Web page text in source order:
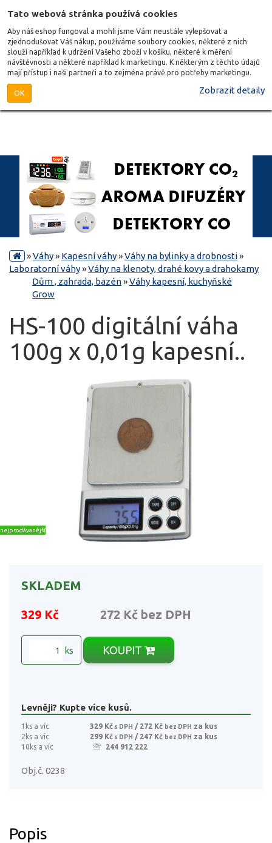
Tato webová stránka používá cookies
Aby náš eshop fungoval a mohli jsme Vám neustále vylepšovat a
zjednodušovat Váš nákup, používáme soubory cookies, některé z nich
slouží například k udržení Vašeho zboží v košíku, některé k měření
návštěvnosti a některé například k marketingu. K některým z těchto údajů
mají přístup i naši partneři a to zejména právě pro potřeby marketingu.
OK Zobrazit detaily
»Váhy» Kapesní váhy»Váhy na bylinky a drobnosti»
Laboratorní váhy»Váhy na klenoty, drahé kovy a drahokamy
Dům , zahrada, bazén»Váhy kapesní, kuchyňské
Grow
HS-100 digitální váha
100g x 0,01g kapesní..
nejprodávanější
SKLADEM
329 Kč 272 Kč bez DPH
ks KOUPIT
Levněji? Kupte více kusů.
1ks a víc 329 Kč s DPH / 272 Kč bez DPH za kus
2ks a víc
299 Kč s DPH / 247 Kč bez DPH za kus
10ks a víc
244 912 222
Obj.č. 0238
Popis